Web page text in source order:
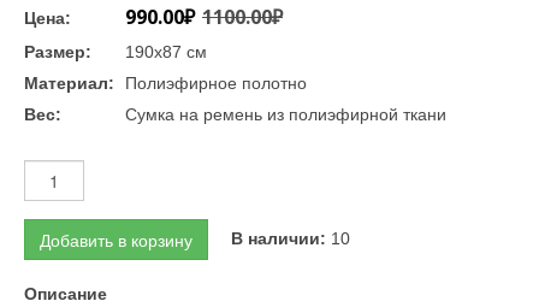
Цена:
990.00₽ 1100.00₽
Размер:
190х87 см
Материал:
Полиэфирное полотно
Вес:
Сумка на ремень из полиэфирной ткани
Добавить в корзину В наличии: 10
Описание